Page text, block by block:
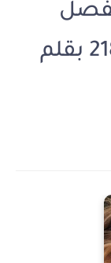
المائتان و الثامن عشر 218 بقلم